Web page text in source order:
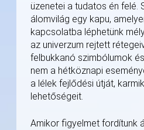
üzenetei a tudatos én felé.
álomvilág egy kapu,
kapcsolatba léphetünk
az univerzum rejtett
felbukkanó szimbólumok
nem a hétköznapi
a lélek fejlődési útját,
lehetőségeit.
Amikor figyelmet fordítunk